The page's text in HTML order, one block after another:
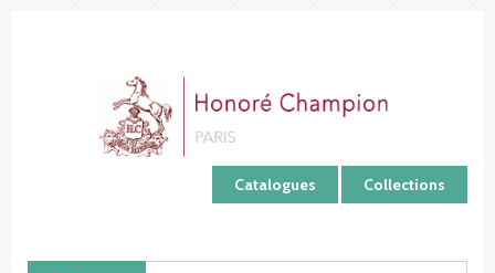
Catalogues Collections